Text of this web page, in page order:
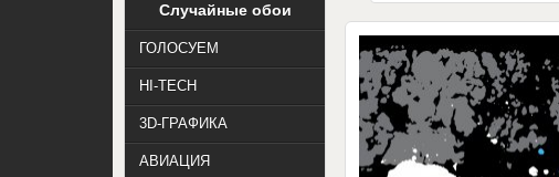
Случайные обои
ГОЛОСУЕМ
HI-TECH
3D-ГРАФИКА
АВИАЦИЯ